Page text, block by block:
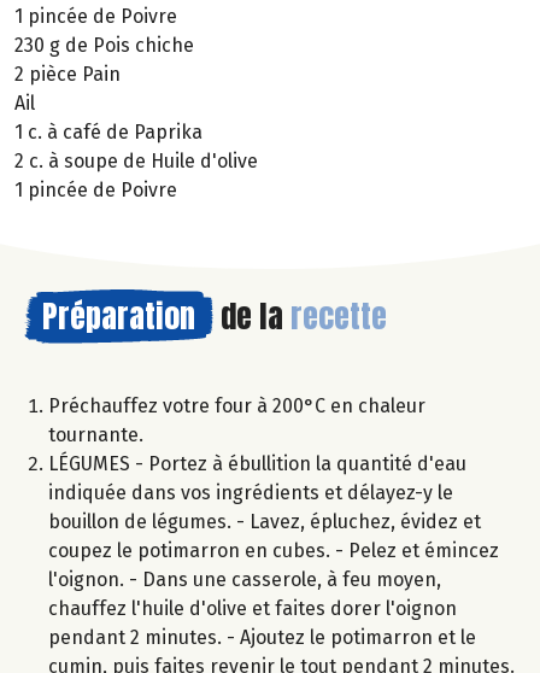
1 pincée de Poivre
230 g de Pois chiche
2 pièce Pain
Ail
1 c. à café de Paprika
2 c. à soupe de Huile d'olive
1 pincée de Poivre
Préparation de la recette
Préchauffez votre four à 200°C en chaleur
tournante.
LÉGUMES - Portez à ébullition la quantité d'eau
indiquée dans vos ingrédients et délayez-y le
bouillon de légumes. - Lavez, épluchez, évidez et
coupez le potimarron en cubes. - Pelez et émincez
l'oignon. - Dans une casserole, à feu moyen,
chauffez l'huile d'olive et faites dorer l'oignon
pendant 2 minutes. - Ajoutez le potimarron et le
cumin, puis faites revenir le tout pendant 2 minutes.